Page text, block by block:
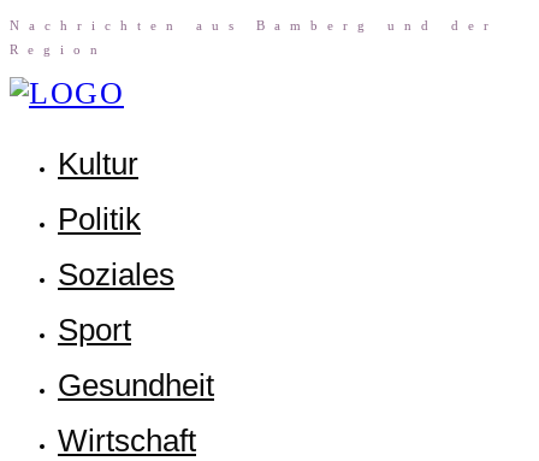
Nach­rich­ten aus Bam­berg und der
Region
Kul­tur
Poli­tik
Sozia­les
Sport
Gesund­heit
Wirt­schaft